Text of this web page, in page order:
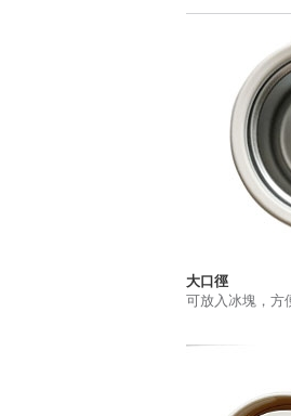
大口徑
可放入冰塊，方